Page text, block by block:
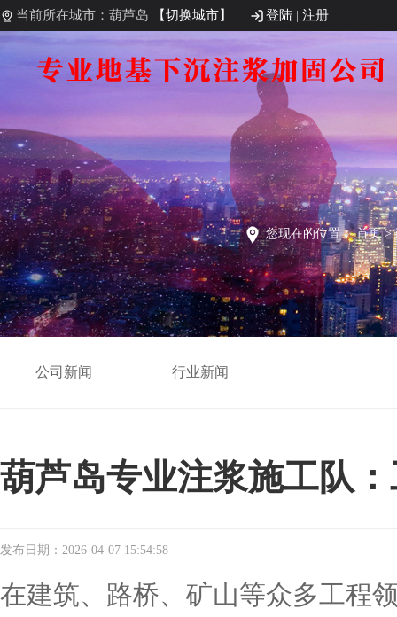
当前所在城市：葫芦岛 【切换城市】 登陆 | 注册
您现在的位置：首页>
公司新闻 行业新闻
葫芦岛专业注浆施工队
发布日期：2026-04-07 15:54:58
在建筑、路桥、矿山等众多工程